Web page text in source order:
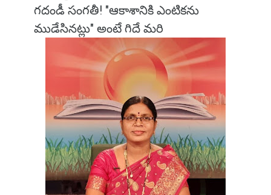
గదండీ సంగతీ! "ఆకాశానికి ఎంటికను
ముడేసినట్లు" అంటే గిదే మరి